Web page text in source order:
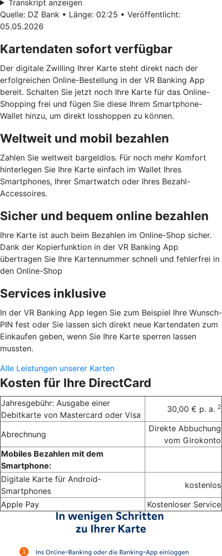
Transkript anzeigen
Quelle: DZ Bank • Länge: 02:25 • Veröffentlicht:
05.05.2026
Kartendaten sofort verfügbar
Der digitale Zwilling Ihrer Karte steht direkt nach der
erfolgreichen Online-Bestellung in der VR Banking App
bereit. Schalten Sie jetzt noch Ihre Karte für das Online-
Shopping frei und fügen Sie diese Ihrem Smartphone-
Wallet hinzu, um direkt losshoppen zu können.
Weltweit und mobil bezahlen
Zahlen Sie weltweit bargeldlos. Für noch mehr Komfort
hinterlegen Sie Ihre Karte einfach im Wallet Ihres
Smartphones, Ihrer Smartwatch oder Ihres Bezahl-
Accessoires.
Sicher und bequem online bezahlen
Ihre Karte ist auch beim Bezahlen im Online-Shop sicher.
Dank der Kopierfunktion in der VR Banking App
übertragen Sie Ihre Kartennummer schnell und fehlerfrei in
den Online-Shop
Services inklusive
In der VR Banking App legen Sie zum Beispiel Ihre Wunsch-
PIN fest oder Sie lassen sich direkt neue Kartendaten zum
Einkaufen geben, wenn Sie Ihre Karte sperren lassen
mussten.
Alle Leistungen unserer Karten
Kosten für Ihre DirectCard
Jahresgebühr: Ausgabe einer
Debitkarte von Mastercard oder Visa
30,00 € p. a. 2
Abrechnung
Direkte Abbuchung
vom Girokonto
Mobiles Bezahlen mit dem
Smartphone:
Digitale Karte für Android-
Smartphones
kostenlos
Apple Pay
Kostenloser Service